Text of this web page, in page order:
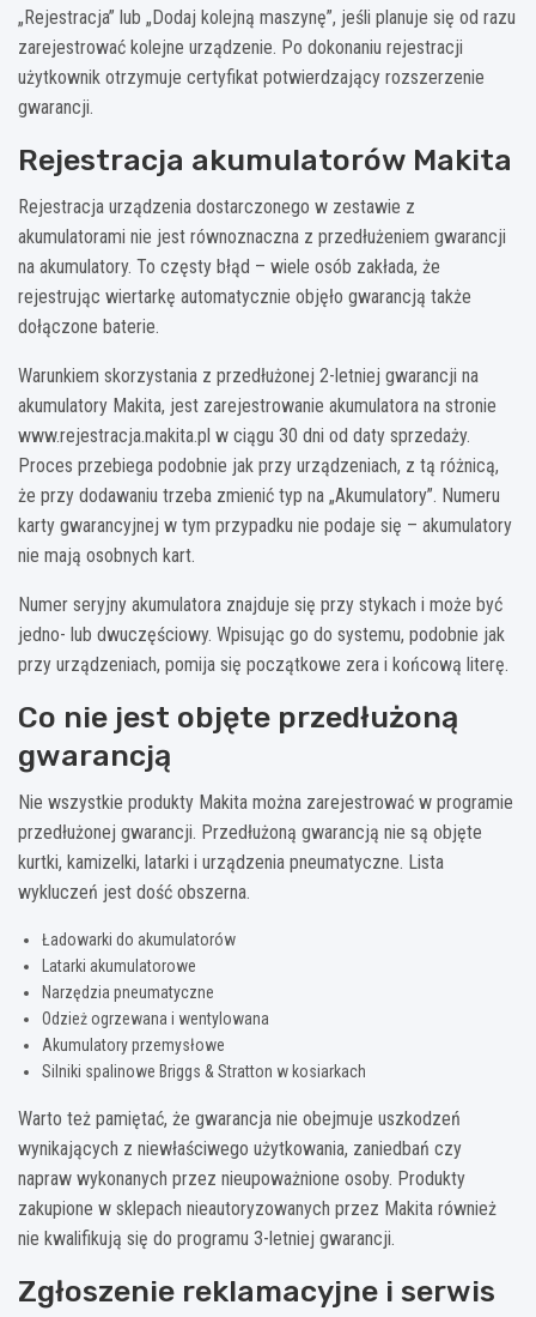
„Rejestracja” lub „Dodaj kolejną maszynę”, jeśli planuje się od razu
zarejestrować kolejne urządzenie. Po dokonaniu rejestracji
użytkownik otrzymuje certyfikat potwierdzający rozszerzenie
gwarancji.
Rejestracja akumulatorów Makita
Rejestracja urządzenia dostarczonego w zestawie z
akumulatorami nie jest równoznaczna z przedłużeniem gwarancji
na akumulatory. To częsty błąd – wiele osób zakłada, że
rejestrując wiertarkę automatycznie objęło gwarancją także
dołączone baterie.
Warunkiem skorzystania z przedłużonej 2-letniej gwarancji na
akumulatory Makita, jest zarejestrowanie akumulatora na stronie
www.rejestracja.makita.pl w ciągu 30 dni od daty sprzedaży.
Proces przebiega podobnie jak przy urządzeniach, z tą różnicą,
że przy dodawaniu trzeba zmienić typ na „Akumulatory”. Numeru
karty gwarancyjnej w tym przypadku nie podaje się – akumulatory
nie mają osobnych kart.
Numer seryjny akumulatora znajduje się przy stykach i może być
jedno- lub dwuczęściowy. Wpisując go do systemu, podobnie jak
przy urządzeniach, pomija się początkowe zera i końcową literę.
Co nie jest objęte przedłużoną
gwarancją
Nie wszystkie produkty Makita można zarejestrować w programie
przedłużonej gwarancji. Przedłużoną gwarancją nie są objęte
kurtki, kamizelki, latarki i urządzenia pneumatyczne. Lista
wykluczeń jest dość obszerna.
Ładowarki do akumulatorów
Latarki akumulatorowe
Narzędzia pneumatyczne
Odzież ogrzewana i wentylowana
Akumulatory przemysłowe
Silniki spalinowe Briggs & Stratton w kosiarkach
Warto też pamiętać, że gwarancja nie obejmuje uszkodzeń
wynikających z niewłaściwego użytkowania, zaniedbań czy
napraw wykonanych przez nieupoważnione osoby. Produkty
zakupione w sklepach nieautoryzowanych przez Makita również
nie kwalifikują się do programu 3-letniej gwarancji.
Zgłoszenie reklamacyjne i serwis